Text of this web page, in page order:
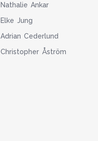
Nathalie Ankar
Elke Jung
Adrian Cederlund
Christopher Åström